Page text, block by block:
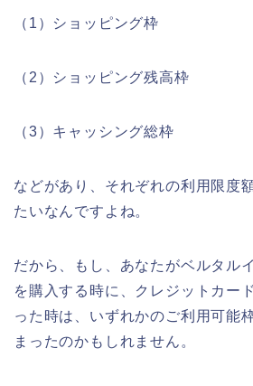
（1）ショッピング枠
（2）ショッピング残高枠
（3）キャッシング総枠
などがあり、それぞれの利用限度
たいなんですよね。
だから、もし、あなたがベルタル
を購入する時に、クレジットカー
った時は、いずれかのご利用可能
まったのかもしれません。